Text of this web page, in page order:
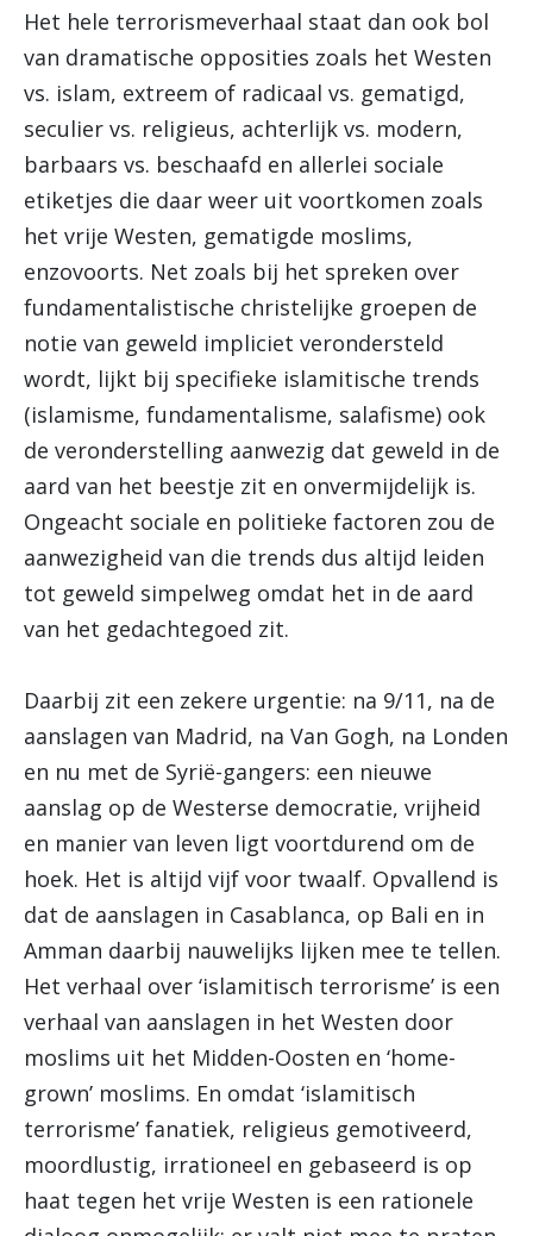
Het hele terrorismeverhaal staat dan ook bol
van dramatische opposities zoals het Westen
vs. islam, extreem of radicaal vs. gematigd,
seculier vs. religieus, achterlijk vs. modern,
barbaars vs. beschaafd en allerlei sociale
etiketjes die daar weer uit voortkomen zoals
het vrije Westen, gematigde moslims,
enzovoorts. Net zoals bij het spreken over
fundamentalistische christelijke groepen de
notie van geweld impliciet verondersteld
wordt, lijkt bij specifieke islamitische trends
(islamisme, fundamentalisme, salafisme) ook
de veronderstelling aanwezig dat geweld in de
aard van het beestje zit en onvermijdelijk is.
Ongeacht sociale en politieke factoren zou de
aanwezigheid van die trends dus altijd leiden
tot geweld simpelweg omdat het in de aard
van het gedachtegoed zit.
Daarbij zit een zekere urgentie: na 9/11, na de
aanslagen van Madrid, na Van Gogh, na Londen
en nu met de Syrië-gangers: een nieuwe
aanslag op de Westerse democratie, vrijheid
en manier van leven ligt voortdurend om de
hoek. Het is altijd vijf voor twaalf. Opvallend is
dat de aanslagen in Casablanca, op Bali en in
Amman daarbij nauwelijks lijken mee te tellen.
Het verhaal over ‘islamitisch terrorisme’ is een
verhaal van aanslagen in het Westen door
moslims uit het Midden-Oosten en ‘home-
grown’ moslims. En omdat ‘islamitisch
terrorisme’ fanatiek, religieus gemotiveerd,
moordlustig, irrationeel en gebaseerd is op
haat tegen het vrije Westen is een rationele